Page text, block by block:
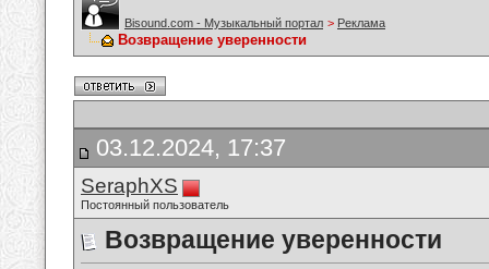
Bisound.com - Музыкальный портал > Реклама
Возвращение уверенности
03.12.2024, 17:37
SeraphXS
Постоянный пользователь
Возвращение уверенности